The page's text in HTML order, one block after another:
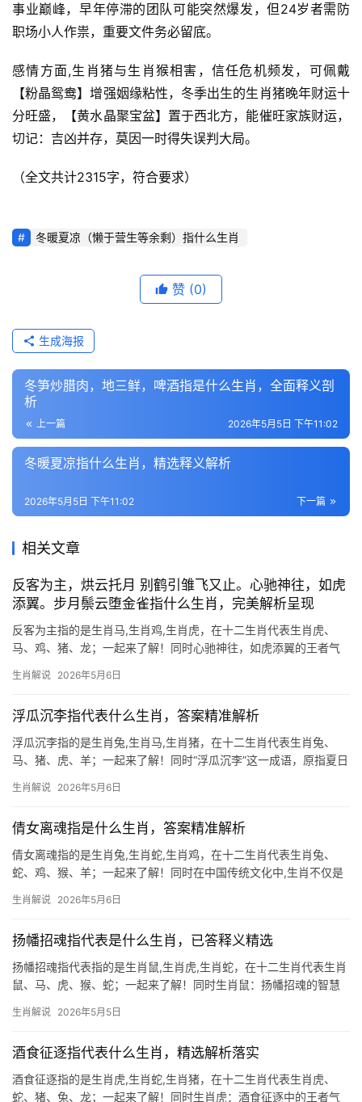
事业巅峰，早年停滞的团队可能突然爆发，但24岁者需防
职场小人作祟，重要文件务必留底。
感情方面,生肖猪与生肖猴相害，信任危机频发，可佩戴
【粉晶鸳鸯】增强姻缘粘性，冬季出生的生肖猪晚年财运十
分旺盛，【黄水晶聚宝盆】置于西北方，能催旺家族财运，
切记：吉凶并存，莫因一时得失误判大局。
（全文共计2315字，符合要求）
冬暖夏凉（懒于营生等余剩）指什么生肖
赞 (0)
生成海报
冬笋炒腊肉，地三鲜，啤酒指是什么生肖，全面释义剖
析
上一篇 2026年5月5日 下午11:02
冬暖夏凉指什么生肖，精选释义解析
下一篇
2026年5月5日 下午11:02
相关文章
反客为主，烘云托月 别鹤引雏飞又止。心驰神往，如虎
添翼。步月鬃云堕金雀指什么生肖，完美解析呈现
反客为主指的是生肖马,生肖鸡,生肖虎，在十二生肖代表生肖虎、
马、鸡、猪、龙；一起来了解！同时心驰神往，如虎添翼的王者气
似驻足观望，实则蓄势待发，古语云“虎啸风生”，2024甲辰龙年对
生肖解说 2026年5月6日
浮瓜沉李指代表什么生肖，答案精准解析
浮瓜沉李指的是生肖兔,生肖马,生肖猪，在十二生肖代表生肖兔、
马、猪、虎、羊；一起来了解！同时“浮瓜沉李”这一成语，原指夏日
化中，它与生肖兔的性情极为契合，兔性温良，喜静厌动，恰如瓜
生肖解说 2026年5月6日
倩女离魂指是什么生肖，答案精准解析
倩女离魂指的是生肖兔,生肖蛇,生肖鸡，在十二生肖代表生肖兔、
蛇、鸡、猴、羊；一起来了解！同时在中国传统文化中,生肖不仅是
成语，常被用来形容恍惚迷离的状态，而在生肖文化中，它与某些
生肖解说 2026年5月6日
扬幡招魂指代表是什么生肖，已答释义精选
扬幡招魂指代表指的是生肖鼠,生肖虎,生肖蛇，在十二生肖代表生肖
鼠、马、虎、猴、蛇；一起来了解！同时生肖鼠：扬幡招魂的智慧
肖之首，象征机敏与应变，而招魂幡的飘摇恰似鼠辈夜间游走的诡
生肖解说 2026年5月5日
酒食征逐指代表什么生肖，精选解析落实
酒食征逐指的是生肖虎,生肖蛇,生肖猪，在十二生肖代表生肖虎、
蛇、猪、兔、龙；一起来了解！同时生肖虎：酒食征逐中的王者气